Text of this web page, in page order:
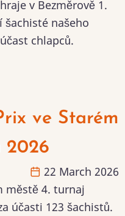
v Bezměrově 1.
našeho
chlapců.
ve Starém
2026
22 March 2026
městě 4. turnaj
účasti 123 šachistů.